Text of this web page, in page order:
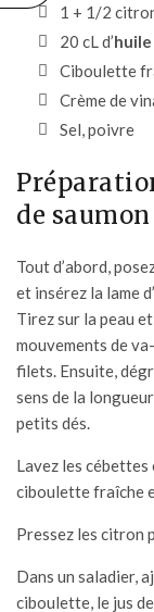
1 + 1/2
20 cL d’huile
Ciboulette
Crème de
Sel, poivre
de saumon
Tout d’abord,
et insérez la lame
Tirez sur la peau
mouvements de
filets. Ensuite,
sens de la
petits dés.
Lavez les
ciboulette fraîche
Pressez les citron
Dans un saladier,
ciboulette, le jus